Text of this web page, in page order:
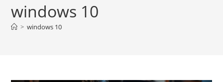
windows 10
> windows 10